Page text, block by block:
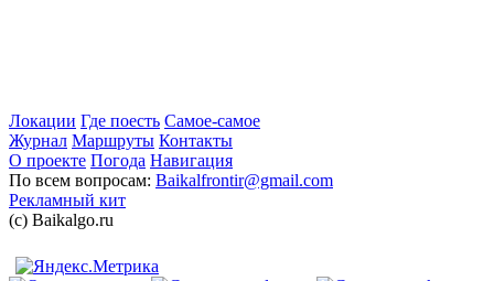
Локации Где поесть Самое-самое
Журнал Маршруты Контакты
О проекте Погода Навигация
По всем вопросам: Baikalfrontir@gmail.com
Рекламный кит
(с) Baikalgo.ru